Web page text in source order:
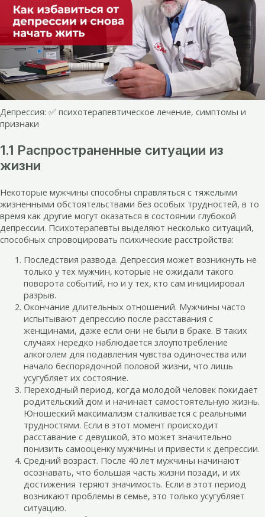
Депрессия: ✅ психотерапевтическое лечение, симптомы и
признаки
1.1 Распространенные ситуации из
жизни
Некоторые мужчины способны справляться с тяжелыми
жизненными обстоятельствами без особых трудностей, в то
время как другие могут оказаться в состоянии глубокой
депрессии. Психотерапевты выделяют несколько ситуаций,
способных спровоцировать психические расстройства:
Последствия развода. Депрессия может возникнуть не
только у тех мужчин, которые не ожидали такого
поворота событий, но и у тех, кто сам инициировал
разрыв.
Окончание длительных отношений. Мужчины часто
испытывают депрессию после расставания с
женщинами, даже если они не были в браке. В таких
случаях нередко наблюдается злоупотребление
алкоголем для подавления чувства одиночества или
начало беспорядочной половой жизни, что лишь
усугубляет их состояние.
Переходный период, когда молодой человек покидает
родительский дом и начинает самостоятельную жизнь.
Юношеский максимализм сталкивается с реальными
трудностями. Если в этот момент происходит
расставание с девушкой, это может значительно
понизить самооценку мужчины и привести к депрессии.
Средний возраст. После 40 лет мужчины начинают
осознавать, что большая часть жизни позади, и их
достижения теряют значимость. Если в этот период
возникают проблемы в семье, это только усугубляет
ситуацию.